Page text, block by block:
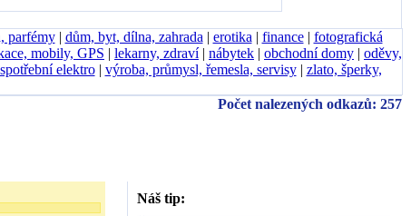
parfémy| dům, byt, dílna, zahrada | erotika | finance| fotografická
mobily, GPS | lekarny, zdraví| nábytek | obchodní domy | oděvy,
spotřební elektro| výroba, průmysl, řemesla, servisy| zlato, šperky,
Počet nalezených odkazů: 257
Náš tip: